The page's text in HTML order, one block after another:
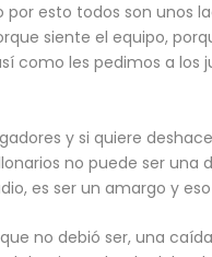
esto todos son unos
siente el equipo,
como les pedimos a
y si quiere
no puede ser
es ser un amargo y
no debió ser, una